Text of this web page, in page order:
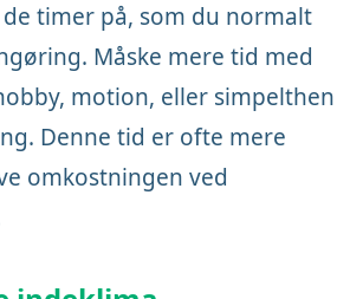
timer på, som du normalt
Måske mere tid med
motion, eller simpelthen
Denne tid er ofte mere
omkostningen ved